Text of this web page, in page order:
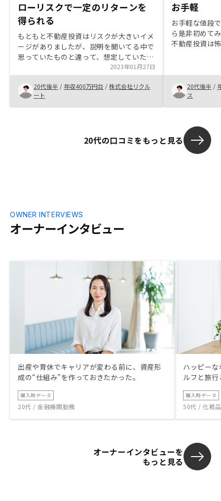
ローリスクで一定のリターンを
得られる
もともと不動産投資はリスクが大きいイメ
ージがありましたが、説明を聞いてる中で
思っていたものと違って、想定していたよ
りもリスクが小さいことが納得感を持って
分かりました。特に空室リスクを無くせる
ネオインカムプランは非常に魅力的だと感
じています。 担当の方との面談の中で、懸
念点は全て払拭できたのも良かったです
2023年01月27日
20代後半 / 年収400万円台 /株式会社リクル
ート
お手軽
お手軽な値段
ら是非初めて
不動産投資は
も安心して投
20代後半 /
ス
20代の口コミをもっと見る
オーナーインタビュー
OWNER INTERVIEWS
出産や育休でキャリアが変わる前に、資産形
成の“仕組み”を作っておきたかった。
購入時データ
20代 / 金融機関勤務
ハッピー
ルフと旅
購入時データ
50代 / 化粧
オーナーインタビューを
もっと見る